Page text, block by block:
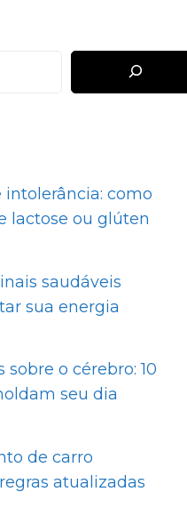
intolerância: como
lactose ou glúten
saudáveis
sua energia
sobre o cérebro: 10
seu dia
de carro
atualizadas